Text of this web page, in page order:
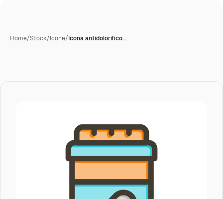
Home/Stock/Icone/Icona antidolorifico…